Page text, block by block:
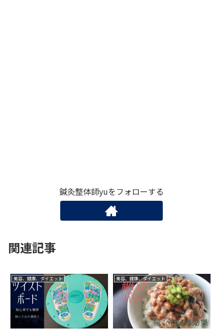
鍼灸整体師yuをフォローする
関連記事
美容、健康、ダイエット 美容、健康、ダイエット